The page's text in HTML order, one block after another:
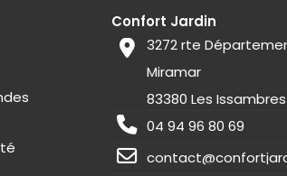
Confort Jardin
3272 rte
Miramar
83380 Les Issambres
04 94 96 80 69